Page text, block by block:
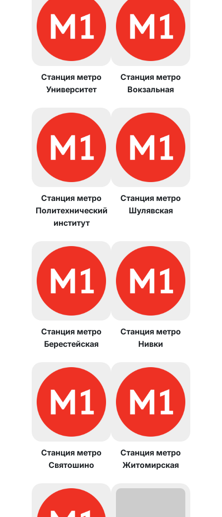
Станция метро
Университет
Станция метро
Вокзальная
Станция метро
Политехнический
институт
Станция метро
Шулявская
Станция метро
Берестейская
Станция метро
Нивки
Станция метро
Святошино
Станция метро
Житомирская